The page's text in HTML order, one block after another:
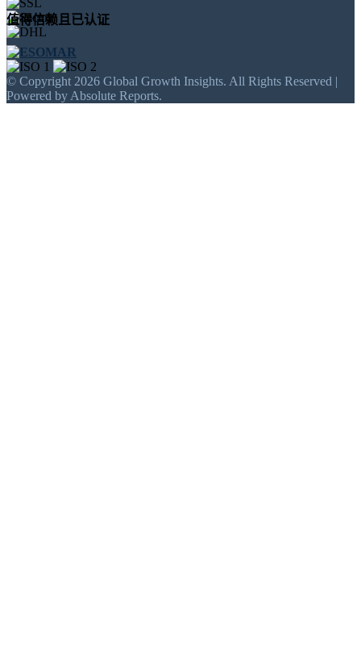
值得信赖且已认证
© Copyright 2026 Global Growth Insights. All Rights Reserved |
Powered by Absolute Reports.